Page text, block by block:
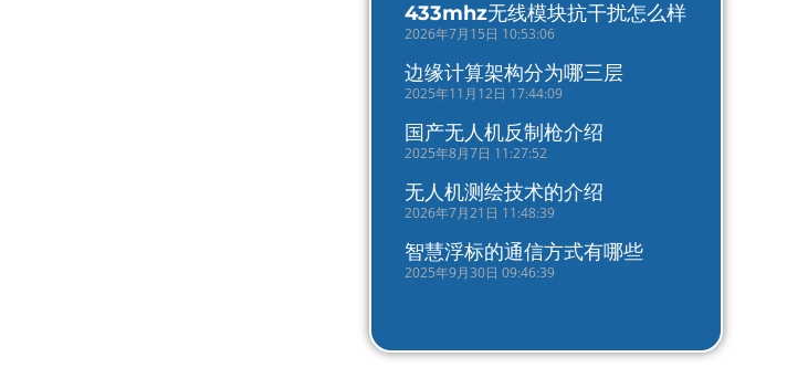
433mhz无线模块抗干扰怎么样
2026年7月15日 10:53:06
边缘计算架构分为哪三层
2025年11月12日 17:44:09
国产无人机反制枪介绍
2025年8月7日 11:27:52
无人机测绘技术的介绍
2026年7月21日 11:48:39
智慧浮标的通信方式有哪些
2025年9月30日 09:46:39